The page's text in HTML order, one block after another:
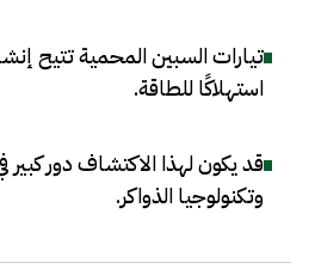
تيارات السبين المحمية تتيح
استهلاكًا للطاقة.
قد يكون لهذا الاكتشاف دور كبير
وتكنولوجيا الذواكر.